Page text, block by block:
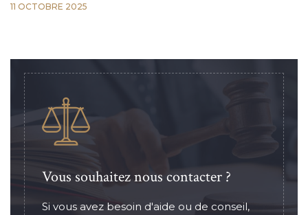
11 OCTOBRE 2025
Vous souhaitez nous contacter ?
Si vous avez besoin d'aide ou de conseil,